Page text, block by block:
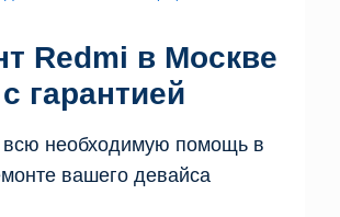
Redmi в Москве
с гарантией
необходимую помощь в
вашего девайса